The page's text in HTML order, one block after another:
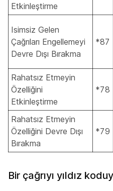
Etkinleştirme
Isimsiz Gelen
Çağrıları Engellemeyi
Devre Dışı Bırakma
*87
Rahatsız Etmeyin
Özelliğini
Etkinleştirme
*78
Rahatsız Etmeyin
Özelliğini Devre Dışı
Bırakma
*79
Bir çağrıyı yıldız